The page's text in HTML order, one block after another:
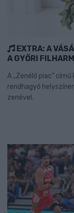
EXTRA: A
A GYŐRI
A „Zenélő piac”
rendhagyó
zenével.